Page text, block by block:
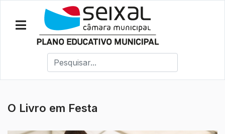
O Livro em Festa